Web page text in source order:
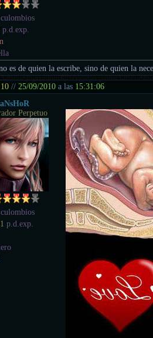
culombios
p.d.exp.
es de quien la escribe, sino de quien la
10 // 25/09/2010 a las 15:31:06
Perpetuo
culombios
p.d.exp.